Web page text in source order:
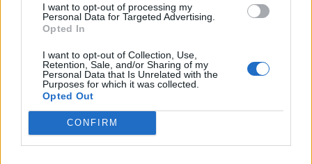
I want to opt-out of processing my
Personal Data for Targeted Advertising.
Opted In
I want to opt-out of Collection, Use,
Retention, Sale, and/or Sharing of my
Personal Data that Is Unrelated with the
Purposes for which it was collected.
Opted Out
CONFIRM
gøres noget speciel, for at de åbner?
Kan du forklare hvilket brætspil, hvilket segment og
hvilket minispil felt?
spillet de fleste minispil uden problemer